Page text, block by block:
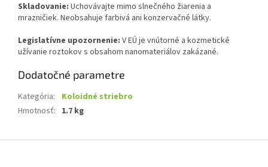
Skladovanie: Uchovávajte mimo slnečného žiarenia a
mrazničiek. Neobsahuje farbivá ani konzervačné látky.
Legislatívne upozornenie: V EÚ je vnútorné a kozmetické
užívanie roztokov s obsahom nanomateriálov zakázané.
Dodatočné parametre
Kategória:
Koloidné striebro
Hmotnosť: 1.7 kg